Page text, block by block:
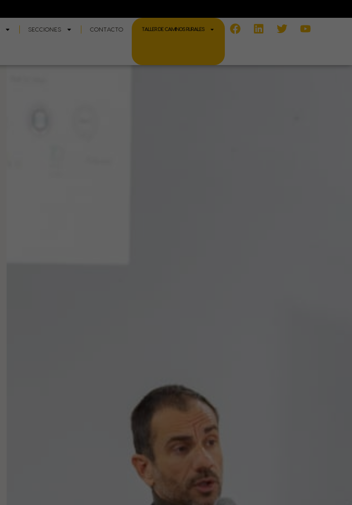
SECCIONES CONTACTO TALLER DE CAMINOS RURALES
Facebook
LinkedinTwitterYoutube